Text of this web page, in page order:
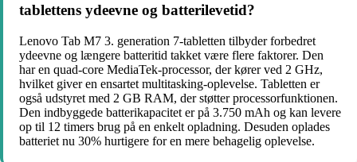
tablettens ydeevne og batterilevetid?
Lenovo Tab M7 3. generation 7-tabletten tilbyder forbedret
ydeevne og længere batteritid takket være flere faktorer. Den
har en quad-core MediaTek-processor, der kører ved 2 GHz,
hvilket giver en ensartet multitasking-oplevelse. Tabletten er
også udstyret med 2 GB RAM, der støtter processorfunktionen.
Den indbyggede batterikapacitet er på 3.750 mAh og kan levere
op til 12 timers brug på en enkelt opladning. Desuden oplades
batteriet nu 30% hurtigere for en mere behagelig oplevelse.